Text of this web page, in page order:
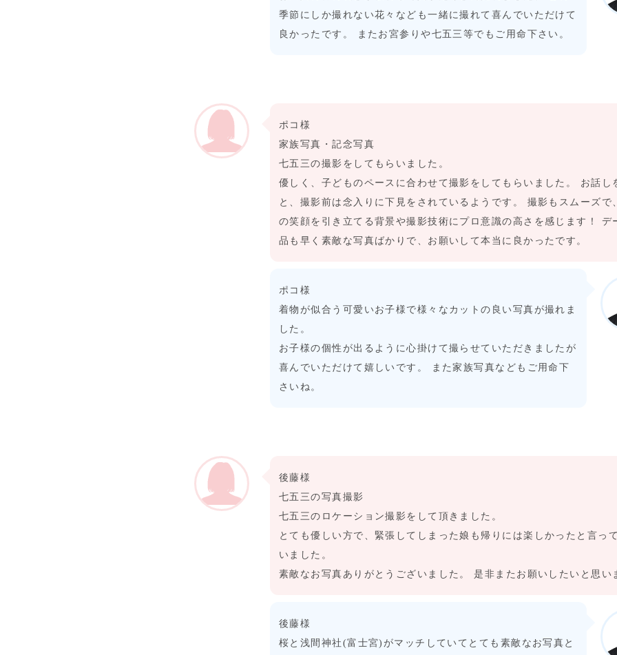
季節にしか撮れない花々なども一緒に撮れて喜んでいただけて
良かったです。 またお宮参りや七五三等でもご用命下さい。
ポコ様
家族写真・記念写真
七五三の撮影をしてもらいました。
優しく、子どものペースに合わせて撮影をしてもらいました。 お話し
と、撮影前は念入りに下見をされているようです。 撮影もスムーズで
の笑顔を引き立てる背景や撮影技術にプロ意識の高さを感じます！ デ
品も早く素敵な写真ばかりで、お願いして本当に良かったです。
ポコ様
着物が似合う可愛いお子様で様々なカットの良い写真が撮れま
した。
お子様の個性が出るように心掛けて撮らせていただきましたが
喜んでいただけて嬉しいです。 また家族写真などもご用命下
さいね。
後藤様
七五三の写真撮影
七五三のロケーション撮影をして頂きました。
とても優しい方で、緊張してしまった娘も帰りには楽しかったと言っ
いました。
素敵なお写真ありがとうございました。 是非またお願いしたいと思い
後藤様
桜と浅間神社(富士宮)がマッチしていてとても素敵なお写真と